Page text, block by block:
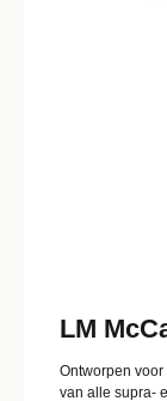
LM
Ontworpen
van alle supra-